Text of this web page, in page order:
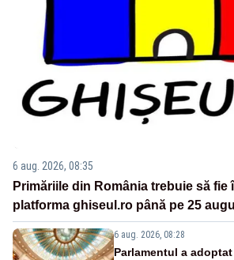
6 aug. 2026, 08:35
Primăriile din România trebuie să fie
platforma ghiseul.ro până pe 25
6 aug. 2026, 08:28
Parlamentul a